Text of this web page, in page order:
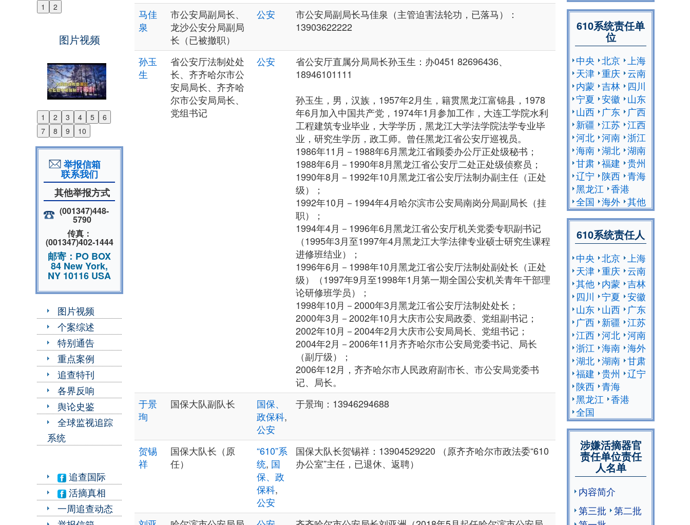
1 2
Previous
图片视频
1 2 3 4 5
6
7
8 9 10
Previous
Next
举报信箱
联系我们
其他举报方式
(001347)448-
5790
传真：
(001347)402-1444
邮寄：PO BOX
84 New York,
NY 10116 USA
图片视频
个案综述
特别通告
重点案例
追查特刊
各界反响
舆论史鉴
全球监视追踪
系统
追查国际
活摘真相
一周追查动态
马佳
泉
市公安局副局长、
龙沙公安分局副局
长（已被撤职）
公安
市公安局副局长马佳泉（主管迫害法轮功，已落马）：
13903622222
孙玉
生
省公安厅法制处处
长、齐齐哈尔市公
安局局长、齐齐哈
尔市公安局局长、
党组书记
公安
省公安厅直属分局局长孙玉生：办0451 82696436、
18946101111
孙玉生，男，汉族，1957年2月生，籍贯黑龙江富锦县，1978
年6月加入中国共产党，1974年1月参加工作，大连工学院水利
工程建筑专业毕业，大学学历，黑龙江大学法学院法学专业毕
业，研究生学历，政工师。曾任黑龙江省公安厅巡视员。
1986年11月－1988年6月黑龙江省顾委办公厅正处级秘书；
1988年6月－1990年8月黑龙江省公安厅二处正处级侦察员；
1990年8月－1992年10月黑龙江省公安厅法制办副主任（正处
级）；
1992年10月－1994年4月哈尔滨市公安局南岗分局副局长（挂
职）；
1994年4月－1996年6月黑龙江省公安厅机关党委专职副书记
（1995年3月至1997年4月黑龙江大学法律专业硕士研究生课程
进修班结业）；
1996年6月－1998年10月黑龙江省公安厅法制处副处长（正处
级）（1997年9月至1998年1月第一期全国公安机关青年干部理
论研修班学员）；
1998年10月－2000年3月黑龙江省公安厅法制处处长；
2000年3月－2002年10月大庆市公安局政委、党组副书记；
2002年10月－2004年2月大庆市公安局局长、党组书记；
2004年2月－2006年11月齐齐哈尔市公安局党委书记、局长
（副厅级）；
2006年12月，齐齐哈尔市人民政府副市长、市公安局党委书
记、局长。
于景
珣
国保大队副队长
国保、
政保科,
公安
于景珣：13946294688
贺锡
祥
国保大队长（原
任）
“610”系
统, 国
保、政
保科,
公安
国保大队长贺锡祥：13904529220 （原齐齐哈尔市政法委“610
办公室”主任，已退休、返聘）
610系统责任单
位
中央 北京
上海
天津 重庆 云南
内蒙 吉林
四川
宁夏 安徽
山东
山西
广东
广西
新疆 江苏 江西
河北 河南 浙江
海南 湖北 湖南
甘肃 福建 贵州
辽宁
陕西 青海
黑龙江 香港
全国 海外 其他
610系统责任人
中央 北京
上海
天津 重庆 云南
其他 内蒙 吉林
四川
宁夏 安徽
山东 山西
广东
广西 新疆 江苏
江西 河北 河南
浙江 海南 海外
湖北 湖南 甘肃
福建 贵州
辽宁
陕西 青海
黑龙江 香港
全国
涉嫌活摘器官
责任单位责任
人名单
内容简介
第三批
第二批